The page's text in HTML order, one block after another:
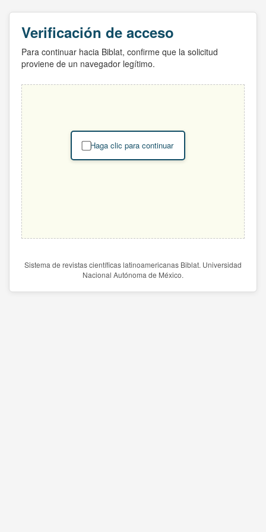
Verificación de acceso
Para continuar hacia Biblat, confirme que la solicitud
proviene de un navegador legítimo.
Haga clic para continuar
Sistema de revistas científicas latinoamericanas Biblat. Universidad
Nacional Autónoma de México.